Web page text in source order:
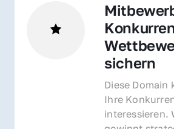
sichern
Diese Domain
Ihre
interessieren.